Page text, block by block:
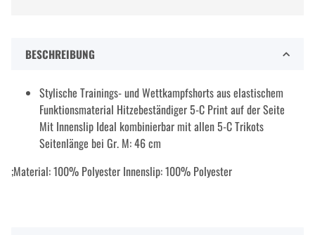
BESCHREIBUNG
Stylische Trainings- und Wettkampfshorts aus elastischem
Funktionsmaterial Hitzebeständiger 5-C Print auf der Seite
Mit Innenslip Ideal kombinierbar mit allen 5-C Trikots
Seitenlänge bei Gr. M: 46 cm
;Material: 100% Polyester Innenslip: 100% Polyester